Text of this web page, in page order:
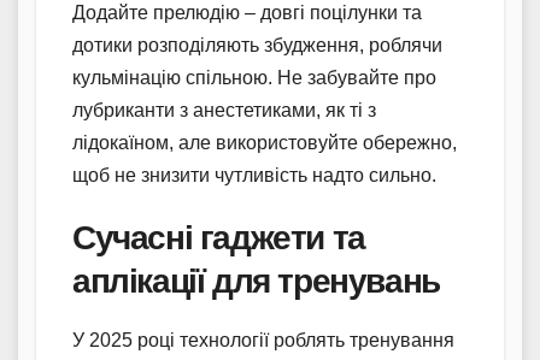
Додайте прелюдію – довгі поцілунки та
дотики розподіляють збудження, роблячи
кульмінацію спільною. Не забувайте про
лубриканти з анестетиками, як ті з
лідокаїном, але використовуйте обережно,
щоб не знизити чутливість надто сильно.
Сучасні гаджети та
аплікації для тренувань
У 2025 році технології роблять тренування